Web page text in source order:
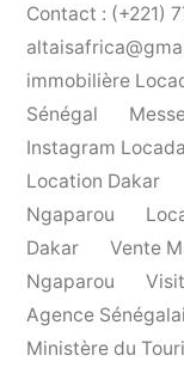
Contact : (+221)
immobilière
Sénégal
Instagram
Location Dakar
Ngaparou
Dakar
Vente
Ngaparou
Agence
Ministère du